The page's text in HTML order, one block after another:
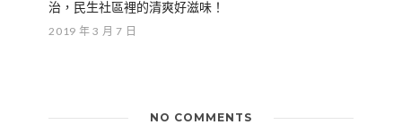
治，民生社區裡的清爽好滋味！
2019 年 3 月 7 日
NO COMMENTS